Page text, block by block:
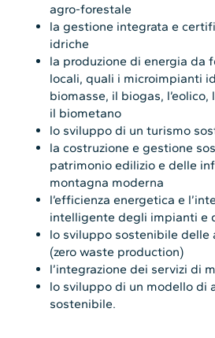
agro-forestale
la gestione integrata e
idriche
la produzione di energia da
locali, quali i microimpianti
biomasse, il biogas, l’eolico,
il biometano
lo sviluppo di un turismo
la costruzione e gestione
patrimonio edilizio e delle
montagna moderna
l’efficienza energetica e
intelligente degli impianti e
lo sviluppo sostenibile
(zero waste production)
l’integrazione dei servizi di
lo sviluppo di un modello di
sostenibile.